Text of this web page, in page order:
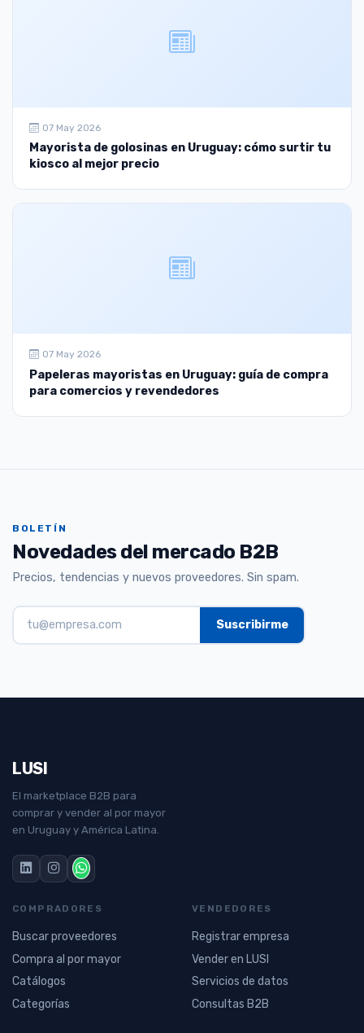
07 May 2026
Mayorista de golosinas en Uruguay: cómo surtir tu
kiosco al mejor precio
07 May 2026
Papeleras mayoristas en Uruguay: guía de compra
para comercios y revendedores
BOLETÍN
Novedades del mercado B2B
Precios, tendencias y nuevos proveedores. Sin spam.
LUSI
El marketplace B2B para
comprar y vender al por mayor
en Uruguay y América Latina.
COMPRADORES
Buscar proveedores
Compra al por mayor
Catálogos
Categorías
VENDEDORES
Registrar empresa
Vender en LUSI
Servicios de datos
Consultas B2B